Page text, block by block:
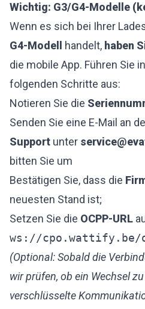
Wichtig: G3/G4-Modelle
Wenn es sich bei Ihrer
G4-Modell
handelt, haben
die mobile App. Führen Sie
folgenden Schritte aus:
Notieren Sie die
Senden Sie eine E-Mail an
Support unter
bitten Sie um
Bestätigen Sie, dass die
neuesten Stand ist;
Setzen Sie die OCPP-URL
ws://cpo.wattify.be/
(Optional: Sobald die
wir prüfen, ob ein Wechsel
verschlüsselte